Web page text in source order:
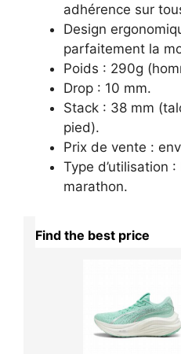
adhérence sur
Design
parfaitement la
Poids : 290g
Drop : 10 mm.
Stack : 38 mm
pied).
Prix de vente :
Type d’utilisation
marathon.